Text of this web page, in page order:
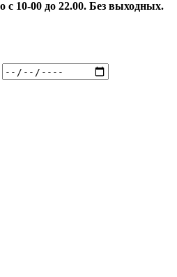
10-00 до 22.00. Без выходных.